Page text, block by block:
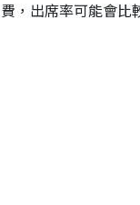
，出席率可能會比